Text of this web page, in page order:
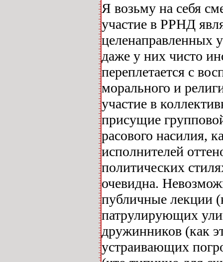
Я возьму на себя
участие в РРНД
целенаправленных
даже у них чисто
переплетается с
морального и
участие в
присущие
расового насилия,
исполнителей
политических
очевидна.
публичные лекции
патрулирующих
дружинников (как
устраивающих